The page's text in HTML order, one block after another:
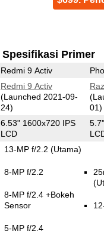
Spesifikasi Primer
Redmi 9 Activ
Redmi 9 Activ
(Launched 2021-09-
24)
01)
6.53" 1600x720 IPS
LCD
13-MP f/2.2 (Utama)
8-MP f/2.2
8-MP f/2.4 +Bokeh
Sensor
5-MP f/2.4